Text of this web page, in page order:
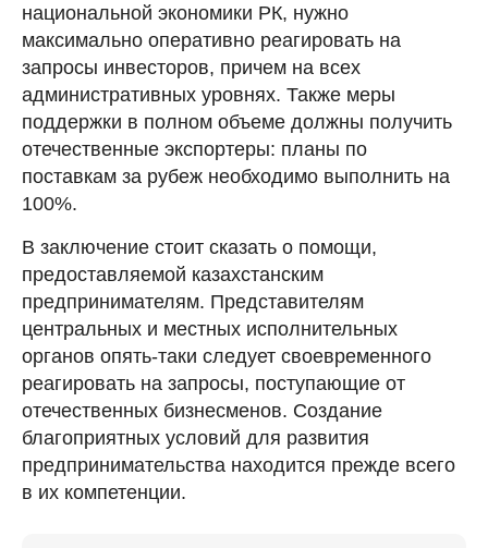
национальной экономики РК, нужно
максимально оперативно реагировать на
запросы инвесторов, причем на всех
административных уровнях. Также меры
поддержки в полном объеме должны получить
отечественные экспортеры: планы по
поставкам за рубеж необходимо выполнить на
100%.
В заключение стоит сказать о помощи,
предоставляемой казахстанским
предпринимателям. Представителям
центральных и местных исполнительных
органов опять-таки следует своевременного
реагировать на запросы, поступающие от
отечественных бизнесменов. Создание
благоприятных условий для развития
предпринимательства находится прежде всего
в их компетенции.